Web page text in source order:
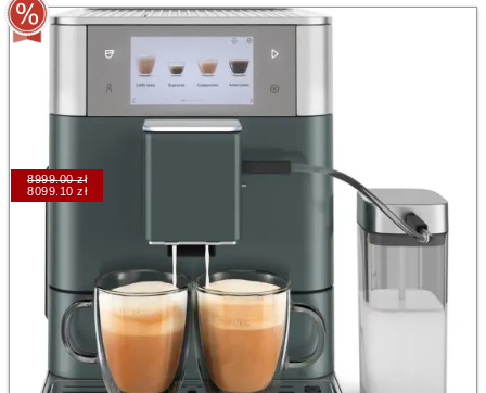
8999.00 zł
8099.10 zł